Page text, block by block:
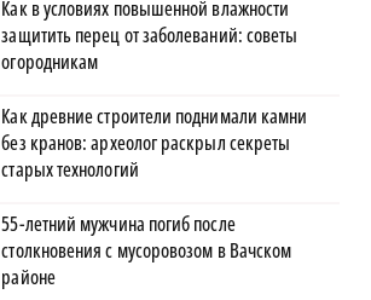
Как в условиях повышенной влажности
защитить перец от заболеваний: советы
огородникам
Как древние строители поднимали камни
без кранов: археолог раскрыл секреты
старых технологий
55-летний мужчина погиб после
столкновения с мусоровозом в Вачском
районе